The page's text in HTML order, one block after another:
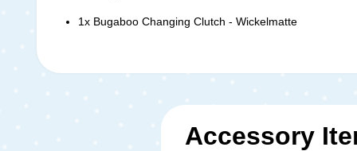
1x Bugaboo Changing Clutch - Wickelmatte
Accessory